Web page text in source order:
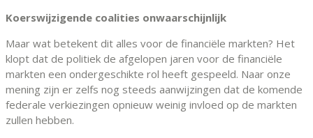
Koerswijzigende coalities onwaarschijnlijk
Maar wat betekent dit alles voor de financiële markten? Het
klopt dat de politiek de afgelopen jaren voor de financiële
markten een ondergeschikte rol heeft gespeeld. Naar onze
mening zijn er zelfs nog steeds aanwijzingen dat de komende
federale verkiezingen opnieuw weinig invloed op de markten
zullen hebben.